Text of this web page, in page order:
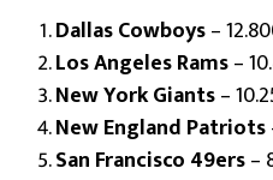
Dallas Cowboys–
Los Angeles Rams–
New York Giants–
New England Patriots
San Francisco 49ers–